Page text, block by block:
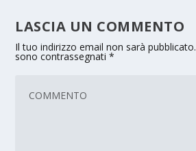
LASCIA UN COMMENTO
Il tuo indirizzo email non sarà pubblicato.
sono contrassegnati*